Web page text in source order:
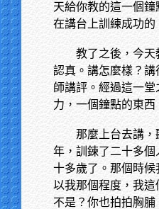
天給你教的這一個
在講台上訓練成功的
教了之後，今
認真。講怎麼樣？
師講評。經過這一
力，一個鐘點的東西
那麼上台去講
年，訓鍊了二十多
十多歲了。那個時
以我那個程度，我
不是？你也拍拍胸脯